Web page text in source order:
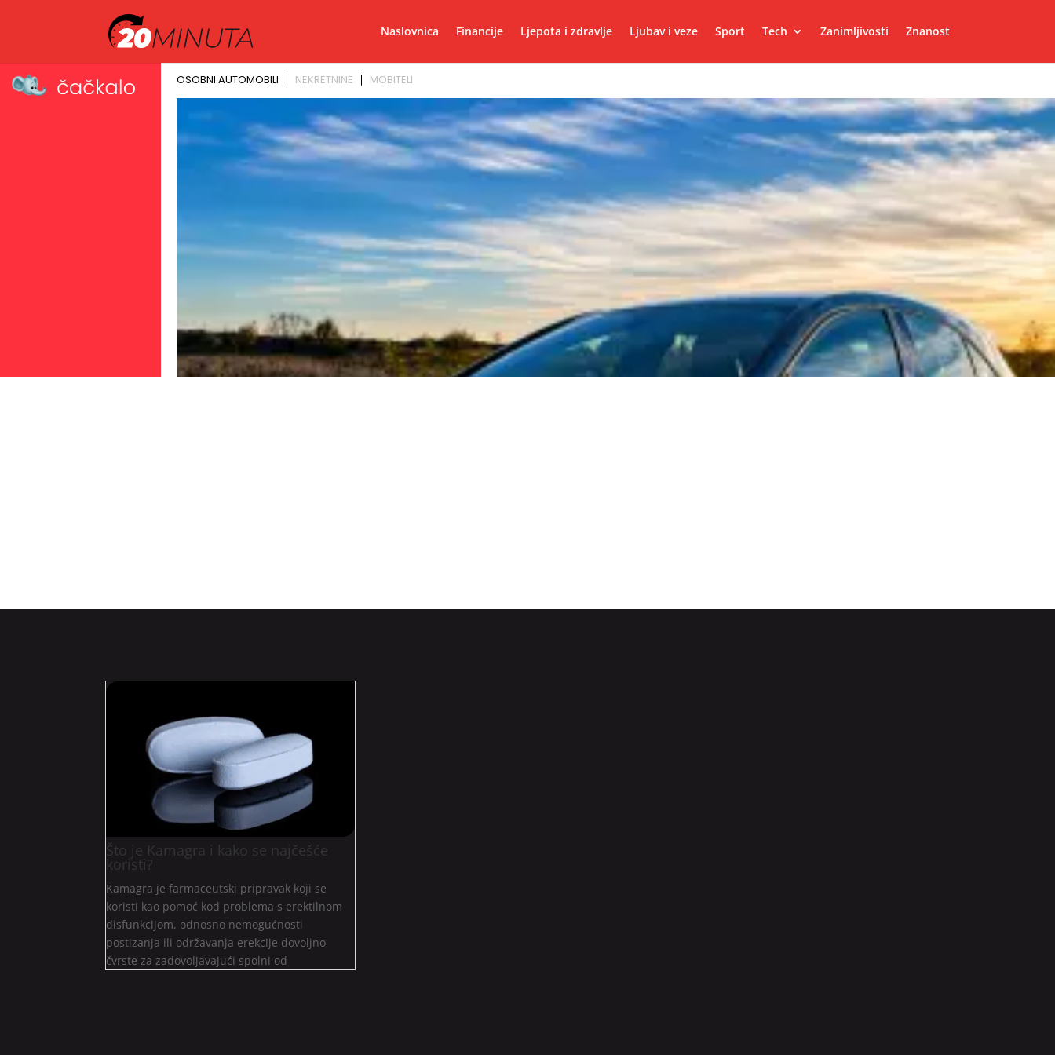
Naslovnica Financije Ljepota i zdravlje Ljubav i veze Sport Tech Zanimljivosti Znanost
Što je Kamagra i kako se najčešće
koristi?
Kamagra je farmaceutski pripravak koji se
koristi kao pomoć kod problema s erektilnom
disfunkcijom, odnosno nemogućnosti
postizanja ili održavanja erekcije dovoljno
čvrste za zadovoljavajući spolni od